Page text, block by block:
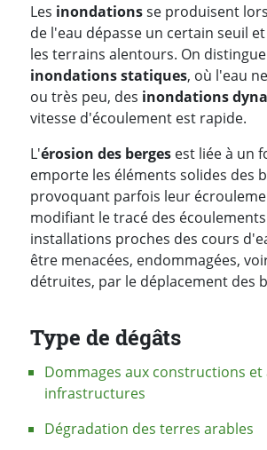
Les inondationsse produisent
de l'eau dépasse un certain seuil
les terrains alentours. On
inondations statiques, où l'eau
ou très peu, des inondations
vitesse d'écoulement est rapide.
L'érosion des berges est liée à un
emporte les éléments solides des
provoquant parfois leur
modifiant le tracé des
installations proches des cours
être menacées, endommagées,
détruites, par le déplacement des
Type de dégâts
Dommages aux constructions et
infrastructures
Dégradation des terres arables